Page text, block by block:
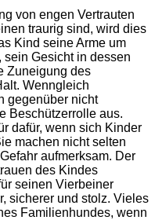
von engen Vertrauten
traurig sind, wird dies
Kind seine Arme um
Gesicht in dessen
Zuneigung des
Wenngleich
gegenüber nicht
Beschützerrolle aus.
dafür, wenn sich Kinder
machen nicht selten
aufmerksam. Der
des Kindes
seinen Vierbeiner
sicherer und stolz. Vieles
Familienhundes, wenn